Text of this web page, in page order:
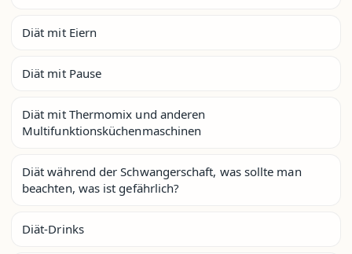
Diät mit Eiern
Diät mit Pause
Diät mit Thermomix und anderen
Multifunktionsküchenmaschinen
Diät während der Schwangerschaft, was sollte man
beachten, was ist gefährlich?
Diät-Drinks